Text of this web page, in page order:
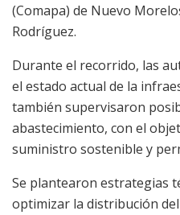
(Comapa) de Nuevo
Rodríguez.
Durante el recorrido, las
el estado actual de la
también supervisaron
abastecimiento, con el
suministro sostenible y
Se plantearon estrategias
optimizar la distribución